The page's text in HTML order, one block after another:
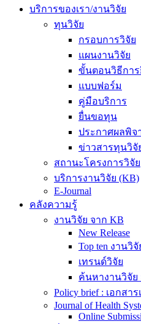
บริการของเรา/งานวิจัย
ทุนวิจัย
กรอบการวิจัย
แผนงานวิจัย
ขั้นตอนวิธีการ
แบบฟอร์ม
คู่มือบริการ
ยื่นขอทุน
ประกาศผลพิจ
ข่าวสารทุนวิจั
สถานะโครงการวิจัย
บริการงานวิจัย (KB)
E-Journal
คลังความรู้
งานวิจัย จาก KB
New Release
Top ten งานวิจั
เทรนด์วิจัย
ค้นหางานวิจัย
Policy brief : เอกส
Journal of Health
Online